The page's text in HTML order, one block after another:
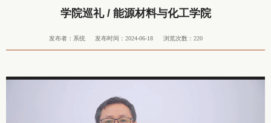
学院巡礼 / 能源材料与化工学院
发布者：系统 发布时间：2024-06-18 浏览次数： 220